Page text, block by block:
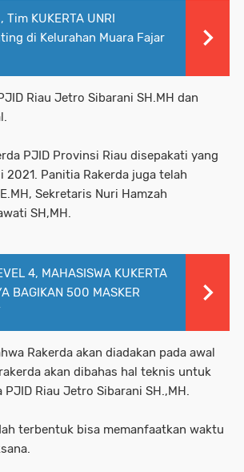
KUKERTA UNRI
di Kelurahan Muara Fajar
Riau Jetro Sibarani SH.MH dan
PJID Provinsi Riau disepakati yang
Panitia Rakerda juga telah
Sekretaris Nuri Hamzah
SH,MH.
4, MAHASISWA KUKERTA
BAGIKAN 500 MASKER
Rakerda akan diadakan pada awal
akan dibahas hal teknis untuk
Riau Jetro Sibarani SH.,MH.
terbentuk bisa memanfaatkan waktu